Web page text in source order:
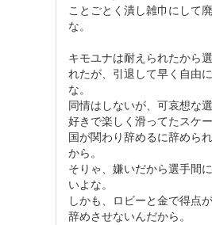
ことごとく潰し雑巾にして
な。
キモユナは耐えられたから
れたが、引退して早く自由
な。
同情はしないが、可哀想な選
好きで楽しく滑ってたスケ
国が関わり辞めるに辞めら
から。
そりゃ、嫌いだから選手間
いよな。
しかも、ロビーと金で得点
辞めさせないんだから。